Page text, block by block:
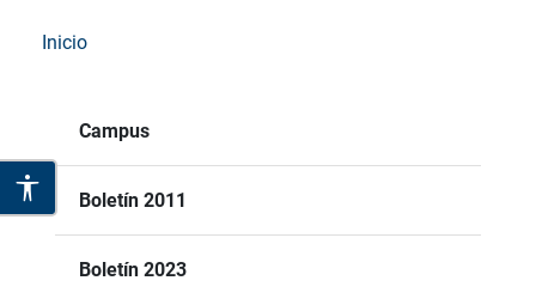
Inicio
Campus
Boletín 2011
Boletín 2023